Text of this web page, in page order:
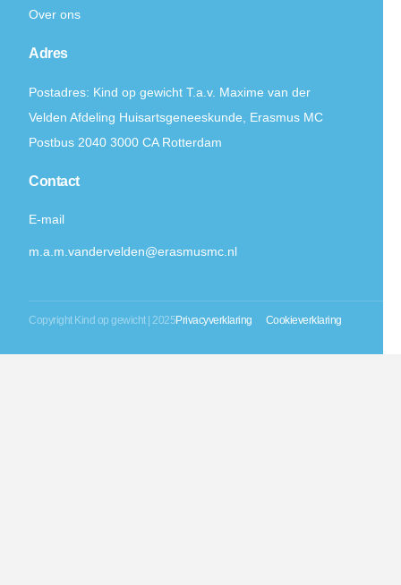
Over ons
Adres
Postadres: Kind op gewicht T.a.v. Maxime van der
Velden Afdeling Huisartsgeneeskunde, Erasmus MC
Postbus 2040 3000 CA Rotterdam
Contact
E-mail
m.a.m.vandervelden@erasmusmc.nl
Copyright Kind op gewicht | 2025Privacyverklaring Cookieverklaring